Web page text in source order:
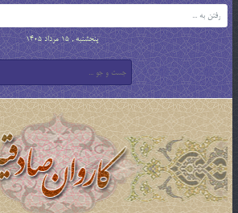
پنجشنبه , 15 مرداد 1405